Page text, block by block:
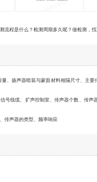
流程是什么？检测周期多久呢？做检测，
、扬声器暗装与蒙面材料相隔尺寸、主
号线缆、扩声控制室、传声器个数、传
传声器的类型、频率响应